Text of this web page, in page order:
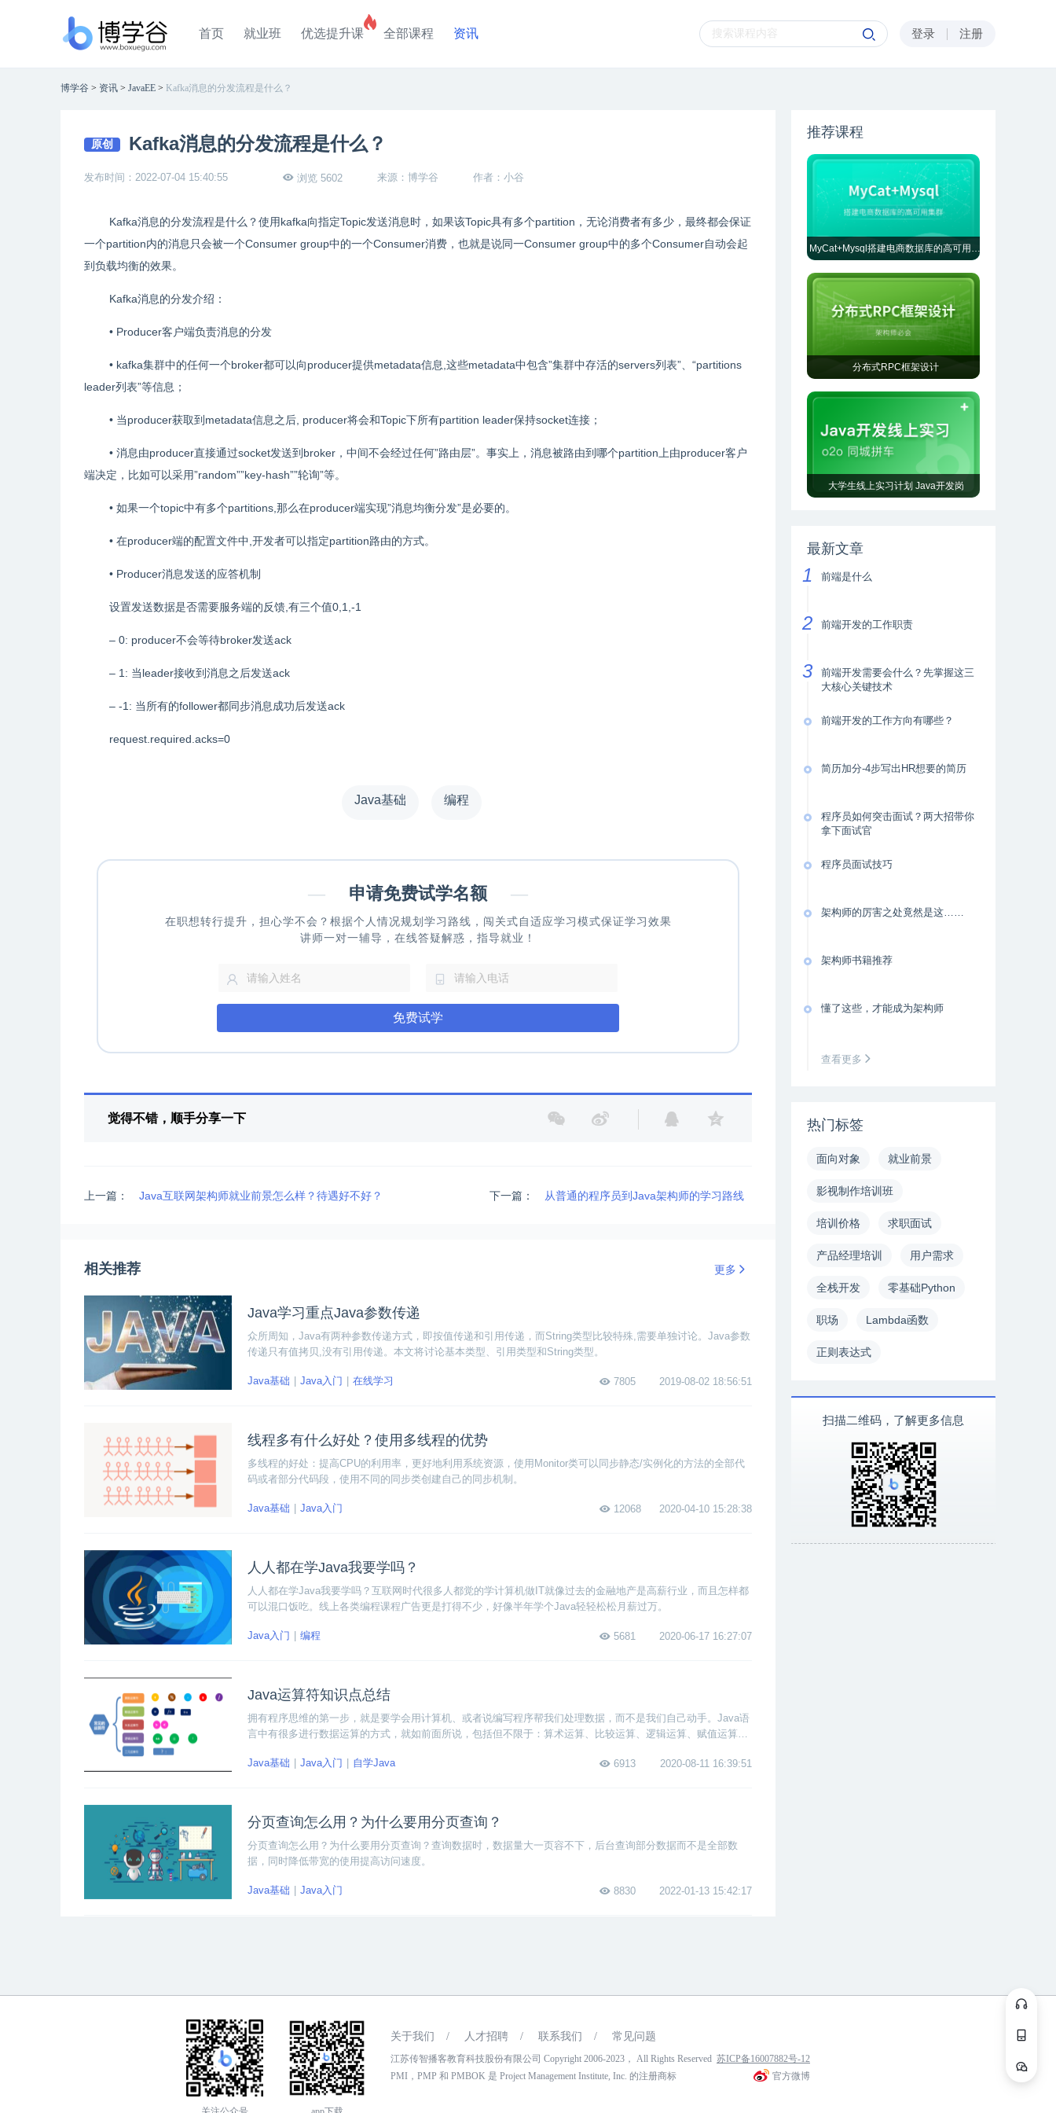
首页 就业班 优选提升课 全部课程 资讯 登录 注册
博学谷 > 资讯 > JavaEE > Kafka消息的分发流程是什么？
原创 Kafka消息的分发流程是什么？
发布时间：2022-07-04 15:40:55 浏览 5602 来源：博学谷 作者：小谷
Kafka消息的分发流程是什么？使用kafka向指定Topic发送消息时，如果该Topic具有多个partition，无论消费者有多少，最终都会保证
一个partition内的消息只会被一个Consumer group中的一个Consumer消费，也就是说同一Consumer group中的多个Consumer自动会起
到负载均衡的效果。
Kafka消息的分发介绍：
• Producer客户端负责消息的分发
• kafka集群中的任何一个broker都可以向producer提供metadata信息,这些metadata中包含”集群中存活的servers列表”、“partitions
leader列表”等信息；
• 当producer获取到metadata信息之后, producer将会和Topic下所有partition leader保持socket连接；
• 消息由producer直接通过socket发送到broker，中间不会经过任何”路由层”。事实上，消息被路由到哪个partition上由producer客户
端决定，比如可以采用”random””key-hash””轮询”等。
• 如果一个topic中有多个partitions,那么在producer端实现”消息均衡分发”是必要的。
• 在producer端的配置文件中,开发者可以指定partition路由的方式。
• Producer消息发送的应答机制
设置发送数据是否需要服务端的反馈,有三个值0,1,-1
– 0: producer不会等待broker发送ack
– 1: 当leader接收到消息之后发送ack
– -1: 当所有的follower都同步消息成功后发送ack
request.required.acks=0
Java基础 编程
— 申请免费试学名额 —
在职想转行提升，担心学不会？根据个人情况规划学习路线，闯关式自适应学习模式保证学习效果
讲师一对一辅导，在线答疑解惑，指导就业！
免费试学
觉得不错，顺手分享一下
上一篇： Java互联网架构师就业前景怎么样？待遇好不好？ 下一篇： 从普通的程序员到Java架构师的学习路线
相关推荐 更多
Java学习重点Java参数传递
众所周知，Java有两种参数传递方式，即按值传递和引用传递，而String类型比较特殊,需要单独讨论。Java参数
传递只有值拷贝,没有引用传递。本文将讨论基本类型、引用类型和String类型。
7805 2019-08-02 18:56:51
Java基础 Java入门 在线学习
线程多有什么好处？使用多线程的优势
多线程的好处：提高CPU的利用率，更好地利用系统资源，使用Monitor类可以同步静态/实例化的方法的全部代
码或者部分代码段，使用不同的同步类创建自己的同步机制。
12068 2020-04-10 15:28:38
Java基础 Java入门
人人都在学Java我要学吗？
人人都在学Java我要学吗？互联网时代很多人都觉的学计算机做IT就像过去的金融地产是高薪行业，而且怎样都
可以混口饭吃。线上各类编程课程广告更是打得不少，好像半年学个Java轻轻松松月薪过万。
5681 2020-06-17 16:27:07
Java入门 编程
Java运算符知识点总结
拥有程序思维的第一步，就是要学会用计算机、或者说编写程序帮我们处理数据，而不是我们自己动手。Java语
言中有很多进行数据运算的方式，就如前面所说，包括但不限于：算术运算、比较运算、逻辑运算、赋值运算、
面一起来看看Java运算符知识点总结吧！
6913 2020-08-11 16:39:51
Java基础 Java入门 自学Java
分页查询怎么用？为什么要用分页查询？
分页查询怎么用？为什么要用分页查询？查询数据时，数据量大一页容不下，后台查询部分数据而不是全部数
据，同时降低带宽的使用提高访问速度。
8830 2022-01-13 15:42:17
Java基础 Java入门
推荐课程
MyCat+Mysql搭建电商数据库的高可用集群
分布式RPC框架设计
大学生线上实习计划 Java开发岗
最新文章
前端是什么
前端开发的工作职责
前端开发需要会什么？先掌握这三
大核心关键技术
前端开发的工作方向有哪些？
简历加分-4步写出HR想要的简历
程序员如何突击面试？两大招带你
拿下面试官
程序员面试技巧
架构师的厉害之处竟然是这……
架构师书籍推荐
懂了这些，才能成为架构师
查看更多
热门标签
面向对象 就业前景
影视制作培训班
培训价格 求职面试
产品经理培训 用户需求
全栈开发 零基础Python
职场 Lambda函数
正则表达式
扫描二维码，了解更多信息
关于我们 / 人才招聘 / 联系我们 / 常见问题
江苏传智播客教育科技股份有限公司 Copyright 2006-2023， All Rights Reserved 苏ICP备16007882号-12
PMI，PMP 和 PMBOK 是 Project Management Institute, Inc. 的注册商标
官方微博